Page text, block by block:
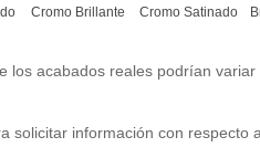
Cromo Brillante Cromo Satinado
acabados reales podrían
solicitar información con respecto